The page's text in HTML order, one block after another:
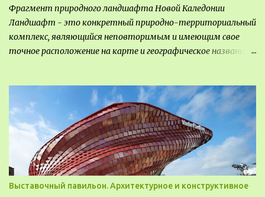
Фрагмент природного ландшафта Новой Каледонии
Ландшафт - это конкретный природно-территориальный
комплекс, являющийся неповторимым и имеющим свое
точное расположение на карте и географическое название.
видом деятельность происходящей на них. Одни
используют в качестве выращивания агрокультур. Другие
для строительства населенных пунктов и т.д.
Выставочный павильон. Архитектурное и конструктивное